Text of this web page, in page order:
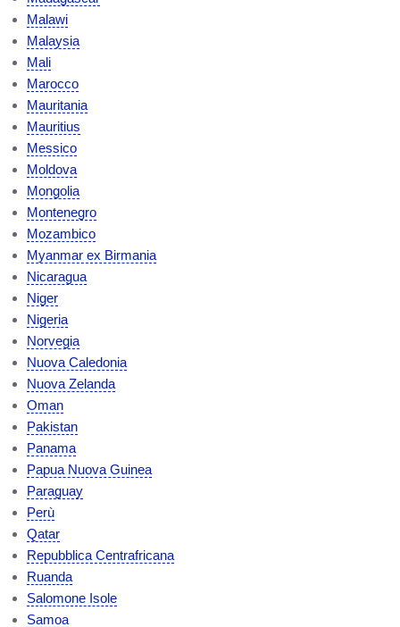
Malawi
Malaysia
Mali
Marocco
Mauritania
Mauritius
Messico
Moldova
Mongolia
Montenegro
Mozambico
Myanmar ex Birmania
Nicaragua
Niger
Nigeria
Norvegia
Nuova Caledonia
Nuova Zelanda
Oman
Pakistan
Panama
Papua Nuova Guinea
Paraguay
Perù
Qatar
Repubblica Centrafricana
Ruanda
Salomone Isole
Samoa